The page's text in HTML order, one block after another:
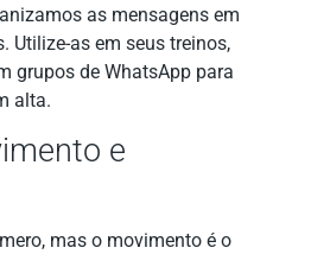
as mensagens em
Utilize-as em seus treinos,
grupos de WhatsApp para
alta.
e
mas o movimento é o